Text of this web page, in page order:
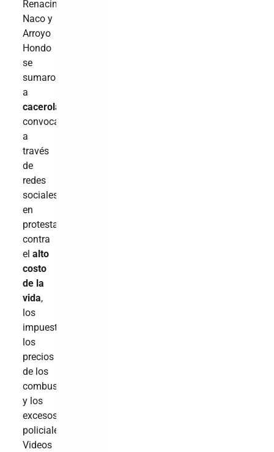
Renacimiento,
Naco y
Arroyo
Hondo
se
sumaron
a
cacerolazos
convocados
a
través
de
redes
sociales,
en
protesta
contra
elalto
costo
de la
vida,
los
impuestos,
los
precios
de los
combustibles
y los
excesos
policiales.
Videos